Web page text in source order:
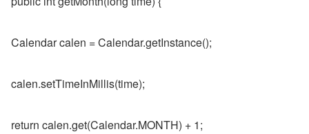
Calendar calen = Calendar.getInstance();
calen.setTimeInMillis(time);
return calen.get(Calendar.MONTH) + 1;